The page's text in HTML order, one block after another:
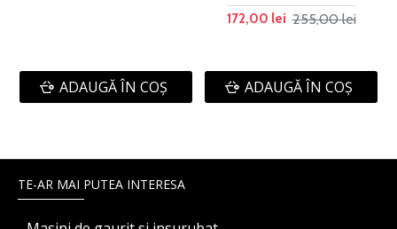
ADAUGĂ ÎN COŞ
172,00 lei 255,00 lei
ADAUGĂ ÎN COŞ
TE-AR MAI PUTEA INTERESA